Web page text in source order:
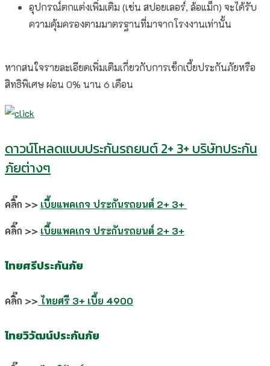
อุปกรณ์ตกแต่งเพิ่มเติม (เช่น สปอยเลอร์, ล้อแม็ก) จะได้รับ
ความคุ้มครองตามมาตรฐานที่มาจากโรงงานเท่านั้น
หากสนใจรายละเอียดเพิ่มเติมเกี่ยวกับการเช็กเบี้ยประกันภัยหรือ
สิทธิพิเศษ ผ่อน 0% นาน 6 เดือน
ดาวน์โหลดแบบประกันรถยนต์ 2+ 3+ บริษัทประกัน
ภัยต่างๆ
คลิ๊ก >> เบี้ยแพคเกจ ประกันรถยนต์ 2+ 3+
คลิ๊ก >> เบี้ยแพคเกจ ประกันรถยนต์ 2+ 3+
ไทยศรีประกันภัย
คลิ๊ก >>ไทยศรี 3+ เบี้ย 4900
ไทยวิวัฒน์ประกันภัย